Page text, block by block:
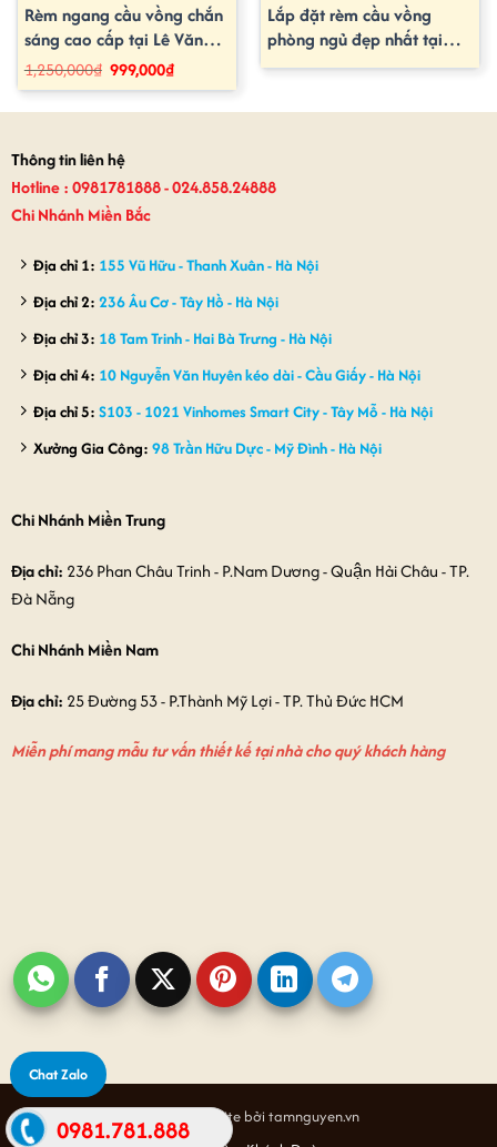
Rèm ngang cầu vồng chắn
sáng cao cấp tại Lê Văn
Lương- Hà Nội SN 331
1,250,000₫ Giá
gốc
là:
1,250,000₫.
999,000₫Giá
hiện
tại
là:
Lắp đặt rèm cầu vồng
phòng ngủ đẹp nhất tại
quận Đống Đa-Hà Nội
Thông tin liên hệ
Hotline : 0981781888 - 024.858.24888
Chi Nhánh Miền Bắc
Địa chỉ 1: 155 Vũ Hữu - Thanh Xuân - Hà Nội
Địa chỉ 2: 236 Âu Cơ - Tây Hồ - Hà Nội
Địa chỉ 3: 18 Tam Trinh - Hai Bà Trưng - Hà Nội
Địa chỉ 4: 10 Nguyễn Văn Huyên kéo dài - Cầu Giấy - Hà Nội
Địa chỉ 5: S103 - 1021 Vinhomes Smart City - Tây Mỗ - Hà Nội
Xưởng Gia Công: 98 Trần Hữu Dực - Mỹ Đình - Hà Nội
Chi Nhánh Miền Trung
Địa chỉ: 236 Phan Châu Trinh - P.Nam Dương - Quận Hải Châu - TP.
Đà Nẵng
Chi Nhánh Miền Nam
Địa chỉ: 25 Đường 53 - P.Thành Mỹ Lợi - TP. Thủ Đức HCM
Miễn phí mang mẫu tư vấn thiết kế tại nhà cho quý khách hàng
Thiết kế website bởi tamnguyen.vn
Chat Zalo
0981.781.888